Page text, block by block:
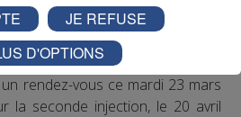
rendez-vous ce mardi 23 mars
la seconde injection, le 20 avril
JE REFUSE
D'OPTIONS